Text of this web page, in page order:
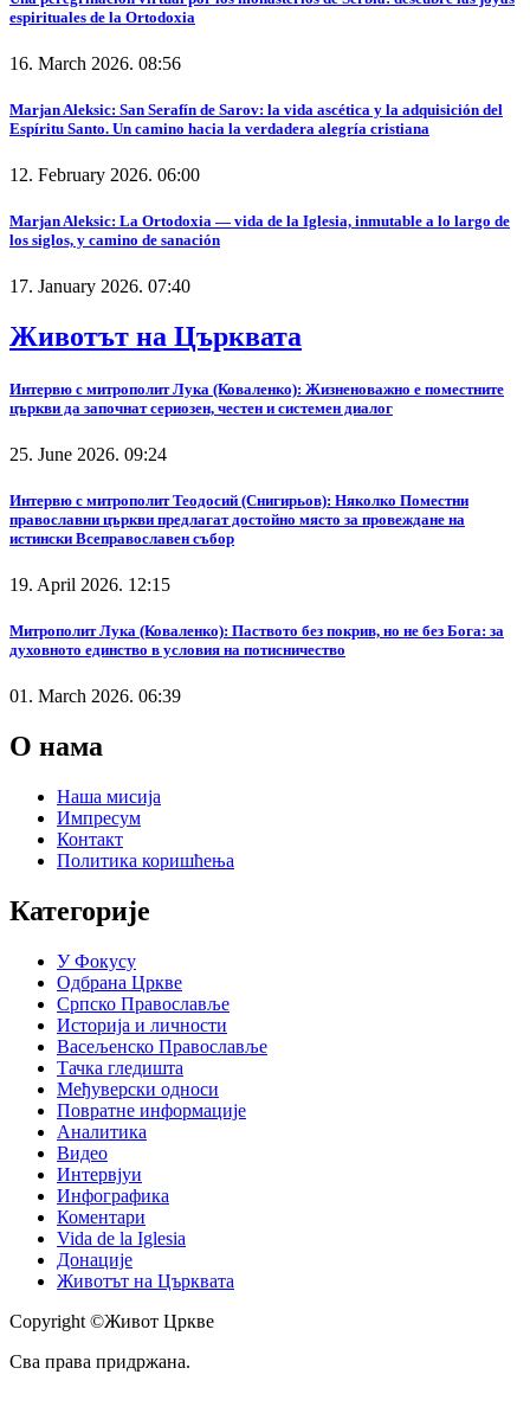
espirituales de la Ortodoxia
16. March 2026. 08:56
Marjan Aleksic: San Serafín de Sarov: la vida ascética y la adquisición del
Espíritu Santo. Un camino hacia la verdadera alegría cristiana
12. February 2026. 06:00
Marjan Aleksic: La Ortodoxia — vida de la Iglesia, inmutable a lo largo de
los siglos, y camino de sanación
17. January 2026. 07:40
Животът на Църквата
Интервю с митрополит Лука (Коваленко): Жизненоважно е поместните
църкви да започнат сериозен, честен и системен диалог
25. June 2026. 09:24
Интервю с митрополит Теодосий (Снигирьов): Няколко Поместни
православни църкви предлагат достойно място за провеждане на
истински Всеправославен събор
19. April 2026. 12:15
Митрополит Лука (Коваленко): Паството без покрив, но не без Бога: за
духовното единство в условия на потисничество
01. March 2026. 06:39
О нама
Наша мисија
Импресум
Контакт
Политика коришћења
Категорије
У Фокусу
Одбрана Цркве
Српско Православље
Историја и личности
Васељенско Православље
Тачка гледишта
Међуверски односи
Повратне информације
Аналитика
Видео
Интервјуи
Инфографика
Коментари
Vida de la Iglesia
Донације
Животът на Църквата
Copyright ©Живот Цркве
Сва права придржана.